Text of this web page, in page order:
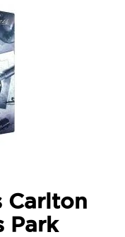
Carlton
Park